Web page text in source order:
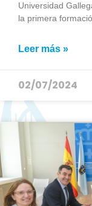
Universidad
la primera
Leer más »
02/07/2024